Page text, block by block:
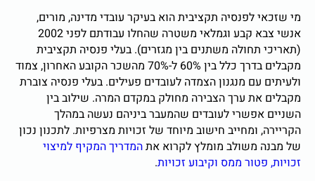
מי שזכאי לפנסיה תקציבית הוא בעיקר עובדי מדינה, מורים,
אנשי צבא קבע וגמלאי משטרה שהחלו עבודתם לפני 2002
(תאריכי תחולה משתנים בין מגזרים). בעלי פנסיה תקציבית
מקבלים בדרך כלל בין 60% ל-70% מהשכר הקובע האחרון, צמוד
ולעיתים עם מנגנון הצמדה לעובדים פעילים. בעלי פנסיה צוברת
מקבלים את ערך הצבירה מחולק במקדם המרה. שילוב בין
השניים אפשרי לעובדים שהמעבר ביניהם נעשה במהלך
הקריירה, ומחייב חישוב מיוחד של זכויות מצרפיות. לתכנון נכון
של מבנה משולב מומלץ לקרוא אתהמדריך המקיף למיצוי
זכויות, פטור ממס וקיבוע זכויות.